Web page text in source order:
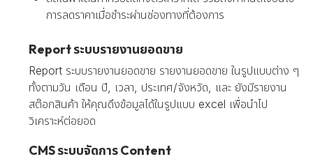
การลดราคาเมื่อชำระผ่านช่องทางที่ต้องการ
Report ระบบรายงานยอดขาย
Report ระบบรายงานยอดขาย รายงานยอดขาย ในรูปแบบต่าง ๆ
ทั้งตามวัน เดือน ปี, เวลา, ประเทศ/จังหวัด, และ ยังมีรายงาน
สต๊อกสินค้า ให้คุณดึงข้อมูลได้ในรูปแบบ excel เพื่อนำไป
วิเคราะห์ต่อยอด
CMS ระบบจัดการ Content